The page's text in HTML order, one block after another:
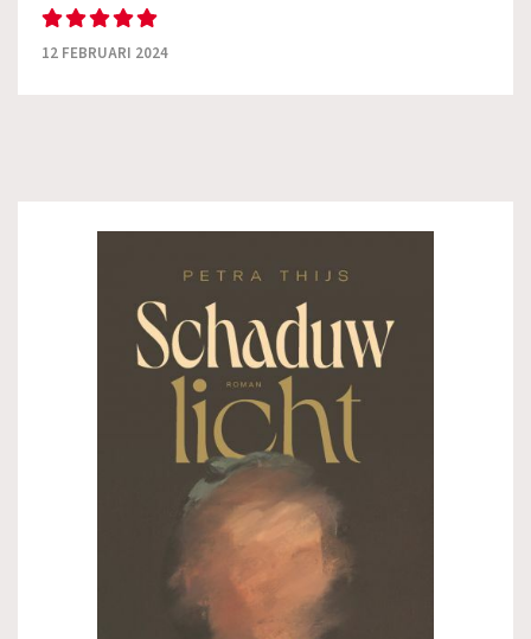
12 FEBRUARI 2024